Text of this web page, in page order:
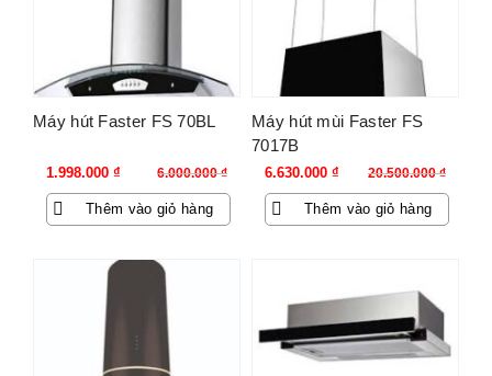
Máy hút Faster FS 70BL
6.000.000₫
Giá
gốc
là:
1.998.000 ₫
Giá
hiện
tại
Thêm vào giỏ hàng
Máy hút mùi Faster FS
7017B
20.500.000₫
Giá
gốc
là:
6.630.000 ₫
Giá
hiện
tại
Thêm vào giỏ hàng